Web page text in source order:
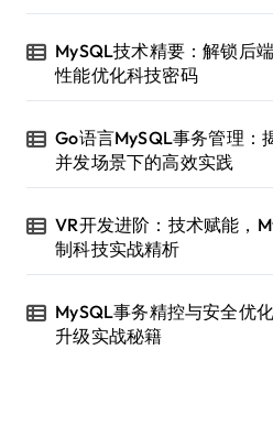
MySQL技术精要：解锁后
性能优化科技密码
Go语言MySQL事务管理：
并发场景下的高效实践
VR开发进阶：技术赋能，
制科技实战精析
MySQL事务精控与安全优
升级实战秘籍